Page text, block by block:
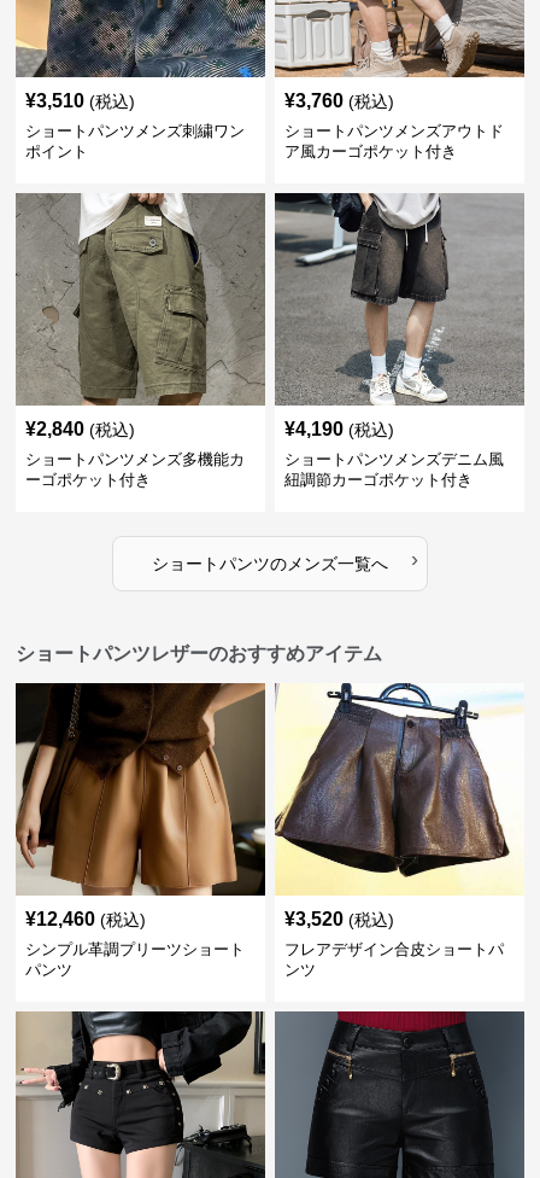
¥3,510 (税込)
ショートパンツメンズ刺繍ワン
ポイント
¥3,760 (税込)
ショートパンツメンズアウトド
ア風カーゴポケット付き
¥2,840 (税込)
ショートパンツメンズ多機能カ
ーゴポケット付き
¥4,190 (税込)
ショートパンツメンズデニム風
紐調節カーゴポケット付き
ショートパンツのメンズ一覧へ ›
ショートパンツレザーのおすすめアイテム
¥12,460 (税込)
シンプル革調プリーツショート
パンツ
¥3,520 (税込)
フレアデザイン合皮ショートパ
ンツ